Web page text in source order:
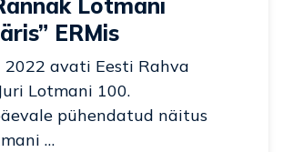
ERMis
2022 avati Eesti Rahva
Lotmani 100.
pühendatud näitus
…